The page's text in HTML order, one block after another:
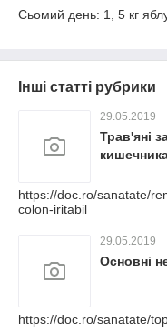
Сьомий день: 1, 5 кг
Інші статті рубрики
29.05.2019
Трав'яні
https://doc.ro/sanatate/
colon-iritabil
29.05.2019
Основні
https://doc.ro/sanatate/